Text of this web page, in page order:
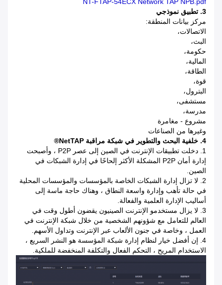
3. تطبيق نموذجي
مركز بيانات المنطقة:
الاتصالات،
البث،
حكومة،
المالية،
الطاقة،
قوة،
البترول،
مستشفى،
مدرسة،
مشروع - مغامرة
وغيرها من الصناعات
4. خلفية البحث والتطوير في شبكة مراقبة NetTAP®
1. دخلت تطبيقات الإنترنت في الصين إلى عصر P2P ، وأصبحت
إدارة أمان P2P المشكلة الأكثر إلحاحًا في إدارة الشبكات في
الصين.
2. لا تزال إدارة الشبكات الخاصة بالمؤسسات والمؤسسات المحلية
في حالة تأهب وإدارة واسعة النطاق ، وهناك حاجة ماسة إلى
أساليب الإدارة العلمية والفعالة.
3. لا يزال مستخدمو الإنترنت الصينيون يقضون أطول وقت في
العالم للتعامل مع شؤونهم الشخصية من خلال شبكة الإنترنت في
العمل ، وخاصة في جنون الألعاب عبر الإنترنت وتداول الأسهم.
4. إن أفضل خيار لنظام إدارة شبكة المؤسسة هو النشر السريع ،
الاستخدام المريح ، التحكم الفعال والتكلفة المنخفضة للملكية.